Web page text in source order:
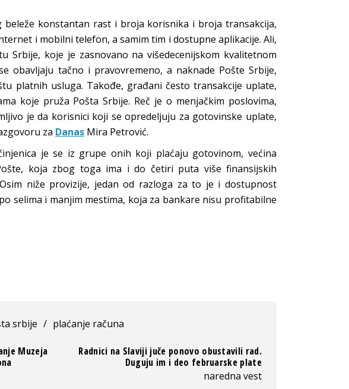
beleže konstantan rast i broja korisnika i broja transakcija,
i mobilni telefon, a samim tim i dostupne aplikacije. Ali,
Srbije, koje je zasnovano na višedecenijskom kvalitetnom
obavljaju tačno i pravovremeno, a naknade Pošte Srbije,
platnih usluga. Takođe, građani često transakcije uplate,
koje pruža Pošta Srbije. Reč je o menjačkim poslovima,
je da korisnici koji se opredeljuju za gotovinske uplate,
za Danas Mira Petrović.
je se iz grupe onih koji plaćaju gotovinom, većina
koja zbog toga ima i do četiri puta više finansijskih
niže provizije, jedan od razloga za to je i dostupnost
selima i manjim mestima, koja za bankare nisu profitabilne
srbije / plaćanje računa
Muzeja
Radnici na Slaviji juče ponovo obustavili rad.
Duguju im i deo februarske plate
naredna vest